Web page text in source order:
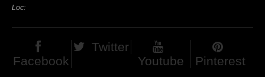
t
i
i
Loc:
Facebook
Twitter
Youtube
Pinterest